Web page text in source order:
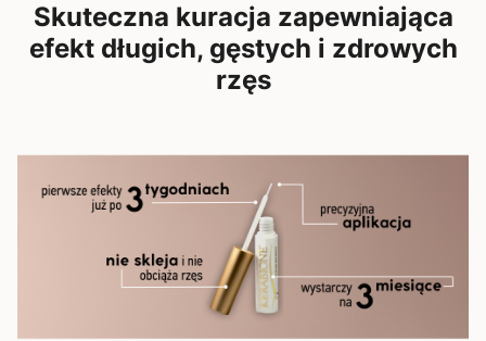
Skuteczna kuracja zapewniająca
efekt długich, gęstych i zdrowych
rzęs